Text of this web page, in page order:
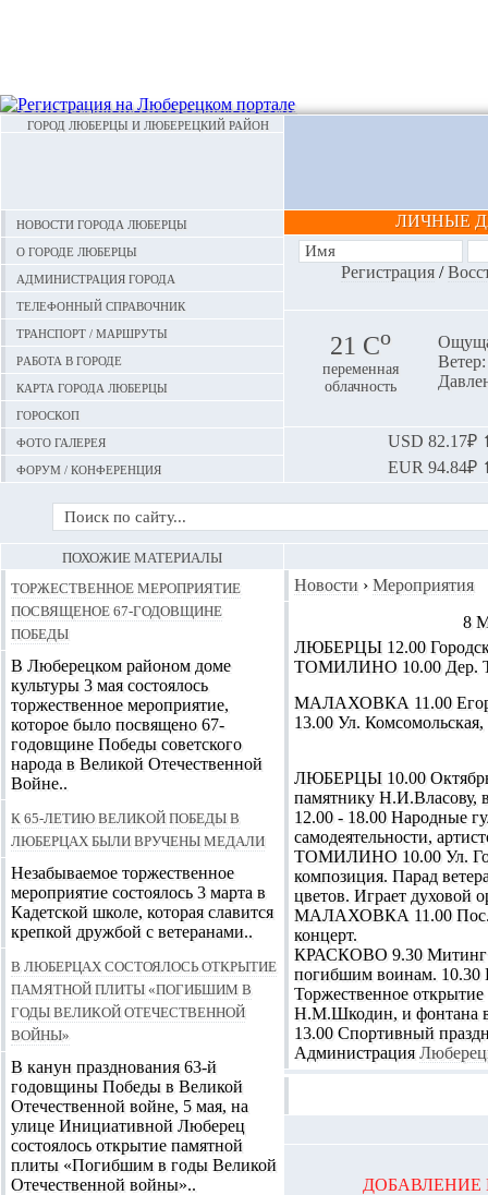
ГОРОД ЛЮБЕРЦЫ И ЛЮБЕРЕЦКИЙ РАЙОН
Новости города Люберцы
О городе Люберцы
Администрация города
Телефонный справочник
Транспорт / маршруты
Работа в городе
Карта города Люберцы
Гороскоп
Фото галерея
Форум / конференция
ЛИЧНЫЕ
Регистрация/
21 Сo
переменная
облачность
USD 82.17₽
EUR 94.84₽
Новости › Мероприятия
8
ЛЮБЕРЦЫ 12.00
ТОМИЛИНО 10.00 Дер.
МАЛАХОВКА 11.00
13.00 Ул.
ЛЮБЕРЦЫ 10.00
памятнику Н.И.Власову,
12.00 - 18.00 Народные
самодеятельности,
ТОМИЛИНО 10.00 Ул.
композиция. Парад
цветов. Играет духовой
МАЛАХОВКА 11.00 Пос.
концерт.
КРАСКОВО 9.30 Митинг у
погибшим воинам. 10.30
Торжественное
Н.М.Шкодин, и фонтана в
13.00 Спортивный
Администрация
ДОБАВЛЕНИЕ
ПОХОЖИЕ МАТЕРИАЛЫ
Торжественное мероприятие
посвященое 67-годовщине
Победы
В Люберецком районом доме
культуры 3 мая состоялось
торжественное мероприятие,
которое было посвящено 67-
годовщине Победы советского
народа в Великой Отечественной
Войне..
К 65-летию Великой Победы в
Люберцах были вручены медали
Незабываемое торжественное
мероприятие состоялось 3 марта в
Кадетской школе, которая славится
крепкой дружбой с ветеранами..
В Люберцах состоялось открытие
памятной плиты «Погибшим в
годы Великой Отечественной
войны»
В канун празднования 63-й
годовщины Победы в Великой
Отечественной войне, 5 мая, на
улице Инициативной Люберец
состоялось открытие памятной
плиты «Погибшим в годы Великой
Отечественной войны»..